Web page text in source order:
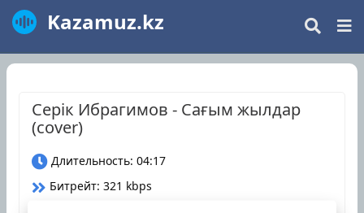
Kazamuz.kz
Серік Ибрагимов - Сағым жылдар
(cover)
Длительность: 04:17
Битрейт: 321 kbps